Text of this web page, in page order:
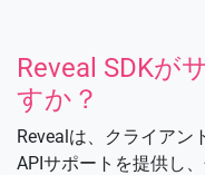
Reveal SDKが
すか？
Revealは、クライアン
APIサポートを提供し